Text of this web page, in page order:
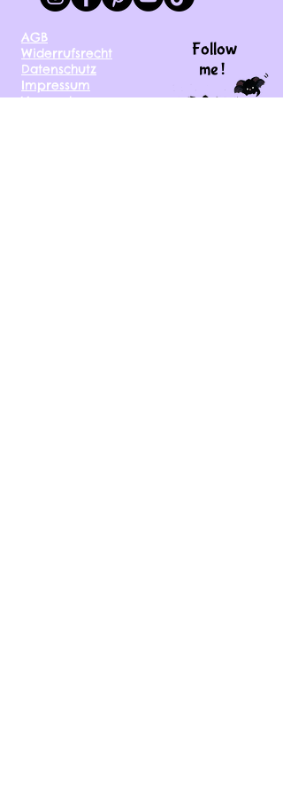
AGB
Widerrufsrecht
Datenschutz
Impressum
Versand
Follow
me !